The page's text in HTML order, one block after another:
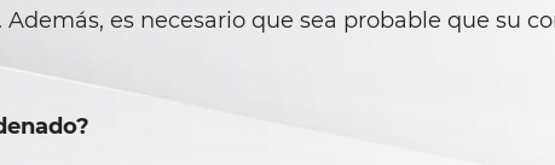
es necesario que sea probable que su